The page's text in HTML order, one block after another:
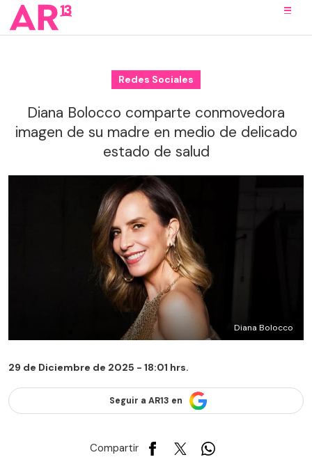
Redes Sociales
Diana Bolocco comparte conmovedora
imagen de su madre en medio de delicado
estado de salud
Diana Bolocco
29 de Diciembre de 2025 - 18:01 hrs.
Seguir a AR13 en
Compartir